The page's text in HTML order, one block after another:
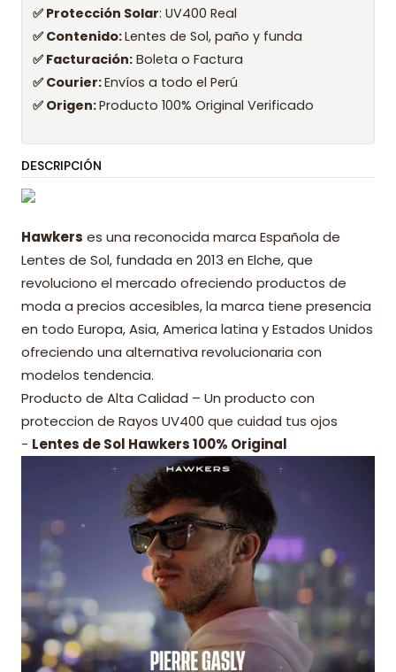
✅ Protección Solar: UV400 Real
✅ Contenido:Lentes de Sol, paño y funda
✅ Facturación: Boleta o Factura
✅ Courier:Envíos a todo el Perú
✅ Origen:Producto 100% Original Verificado
DESCRIPCIÓN
Hawkers es una reconocida marca Española de
Lentes de Sol, fundada en 2013 en Elche, que
revoluciono el mercado ofreciendo productos de
moda a precios accesibles, la marca tiene presencia
en todo Europa, Asia, America latina y Estados Unidos
ofreciendo una alternativa revolucionaria con
modelos tendencia.
Producto de Alta Calidad – Un producto con
proteccion de Rayos UV400 que cuidad tus ojos
- Lentes de Sol Hawkers 100% Original